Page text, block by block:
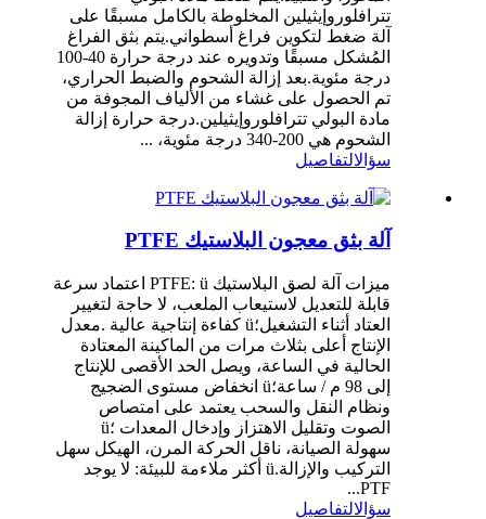
تترافلوروإيثيلين المخلوطة بالكامل مسبقًا على
آلة ضغط لتكوين فراغ أسطواني.يتم بثق الفراغ
المُشكل مسبقًا وتدويره عند درجة حرارة 40-100
درجة مئوية.بعد إزالة الشحوم والضبط الحراري،
تم الحصول على غشاء من الألياف المجوفة من
مادة البولي تترافلوروإيثيلين.درجة حرارة إزالة
الشحوم هي 200-340 درجة مئوية، ...
سؤالالتفاصيل
آلة بثق معجون البلاستيك PTFE
ميزات آلة لصق البلاستيك PTFE: ü اعتماد سرعة
قابلة للتعديل لاستيعاب الملعب، لا حاجة لتغيير
العتاد أثناء التشغيل؛ü كفاءة إنتاجية عالية .معدل
الإنتاج أعلى بثلاث مرات من الماكينة المعتادة
الحالية في الساعة، ويصل الحد الأقصى للإنتاج
إلى 98 م / ساعة؛ü انخفاض مستوى الضجيج
ونظام النقل والسحب يعتمد على امتصاص
الصوت وتقليل الاهتزاز وإدخال المعدات ؛ü
سهولة الصيانة، ناقل الحركة المرن، الهيكل سهل
التركيب والإزالة.ü أكثر ملاءمة للبيئة: لا يوجد
PTF...
سؤالالتفاصيل